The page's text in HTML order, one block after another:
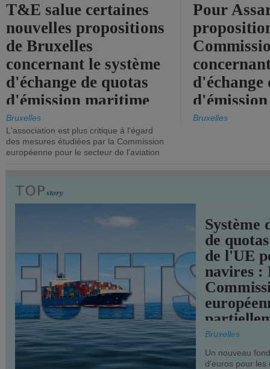
T&E salue certaines
nouvelles propositions
de Bruxelles
concernant le système
d'échange de quotas
d'émission maritime
de l'UE.
Bruxelles
L'association est plus critique à l'égard
des mesures étudiées par la Commission
européenne pour le secteur de l'aviation
Pour
d'échange
timide,
Bruxelles
Système
de
de l'UE
navires :
Bruxelles
Un nouveau
d'euros pour les